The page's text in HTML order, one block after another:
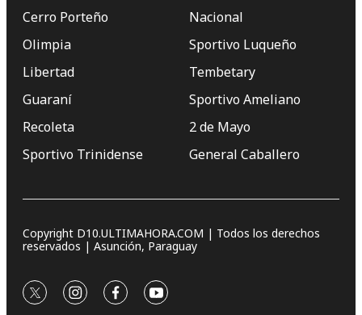
Cerro Porteño
Olimpia
Libertad
Guaraní
Recoleta
Sportivo Trinidense
Nacional
Sportivo Luqueño
Tembetary
Sportivo Ameliano
2 de Mayo
General Caballero
Copyright D10.ULTIMAHORA.COM | Todos los derechos
reservados | Asunción, Paraguay
twitterinstagram
facebookyoutube